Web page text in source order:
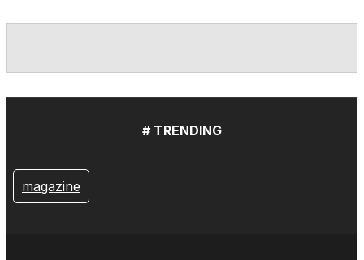
# TRENDING
magazine